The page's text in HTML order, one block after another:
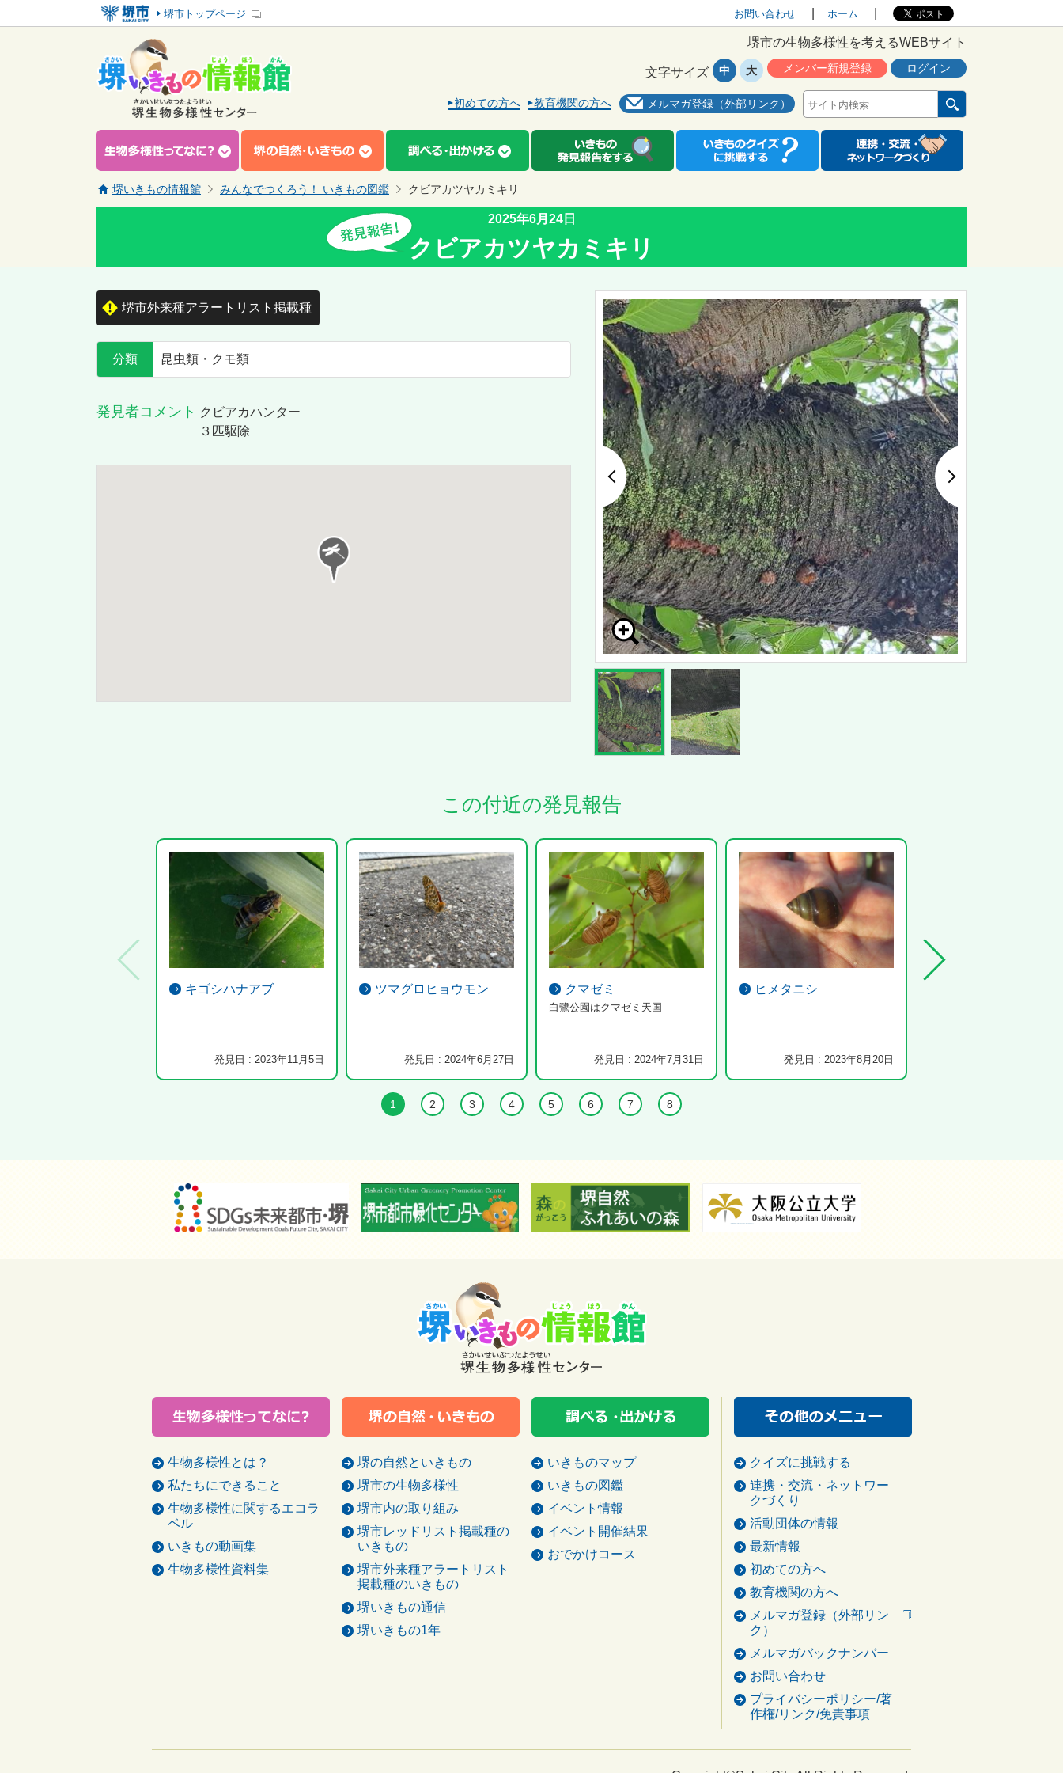
堺市トップページ お問い合わせ ホーム
堺市の生物多様性を考えるWEBサイト
初めての方へ 教育機関の方へ メルマガ登録（外部リンク）
メンバー新規登録 ログイン
文字サイズ 中 大
堺いきもの情報館 みんなでつくろう！ いきもの図鑑 クビアカツヤカミキリ
2025年6月24日
クビアカツヤカミキリ
堺市外来種アラートリスト掲載種
分類 昆虫類・クモ類
発見者コメント クビアカハンター
３匹駆除
この付近の発見報告
キゴシハナアブ
発見日 : 2023年11月5日
ツマグロヒョウモン
発見日 : 2024年6月27日
クマゼミ
白鷺公園はクマゼミ天国
発見日 : 2024年7月31日
ヒメタニシ
発見日 : 2023年8月20日
1 2 3 4 5 6 7 8
生物多様性とは？
私たちにできること
生物多様性に関するエコラ
ベル
いきもの動画集
生物多様性資料集
堺の自然といきもの
堺市の生物多様性
堺市内の取り組み
堺市レッドリスト掲載種の
いきもの
堺市外来種アラートリスト
掲載種のいきもの
堺いきもの通信
堺いきもの1年
いきものマップ
いきもの図鑑
イベント情報
イベント開催結果
おでかけコース
クイズに挑戦する
連携・交流・ネットワー
クづくり
活動団体の情報
最新情報
初めての方へ
教育機関の方へ
メルマガ登録（外部リン
ク）
メルマガバックナンバー
お問い合わせ
プライバシーポリシー/著
作権/リンク/免責事項